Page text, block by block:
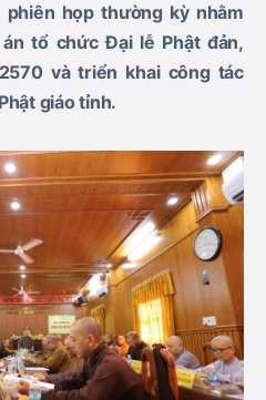
họp thường kỳ nhằm
tổ chức Đại lễ Phật đản,
và triển khai công tác
giáo tỉnh.